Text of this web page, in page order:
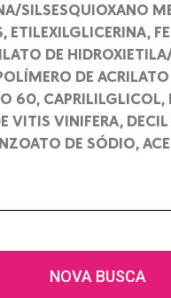
SILSESQUIOXANO
DE
DE
60, CAPRILILGLICOL,
VITIS VINIFERA,
DE SÓDIO,
NOVA BUSCA